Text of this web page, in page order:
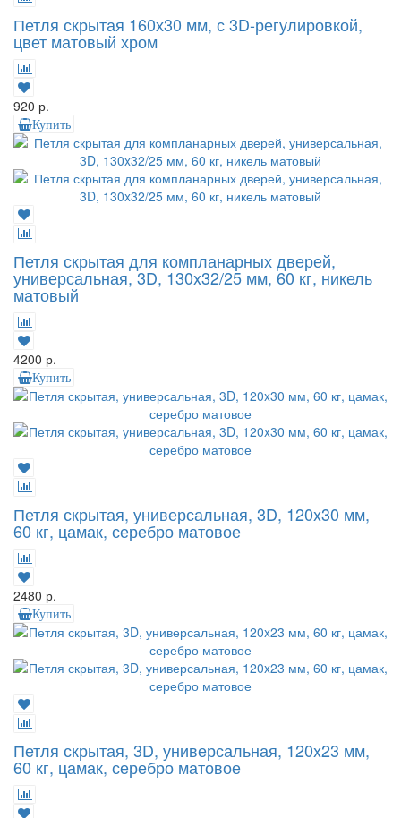
Петля скрытая 160х30 мм, с 3D-регулировкой,
цвет матовый хром
920 р.
Купить
Петля скрытая для компланарных дверей,
универсальная, 3D, 130x32/25 мм, 60 кг, никель
матовый
4200 р.
Купить
Петля скрытая, универсальная, 3D, 120x30 мм,
60 кг, цамак, серебро матовое
2480 р.
Купить
Петля скрытая, 3D, универсальная, 120x23 мм,
60 кг, цамак, серебро матовое